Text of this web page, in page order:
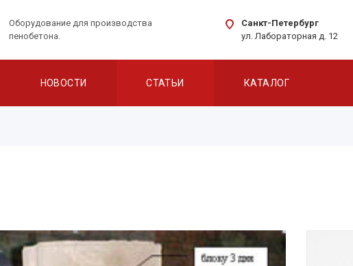
Оборудование для производства
пенобетона.
Санкт-Петербург
ул. Лабораторная д. 12
НОВОСТИ СТАТЬИ КАТАЛОГ